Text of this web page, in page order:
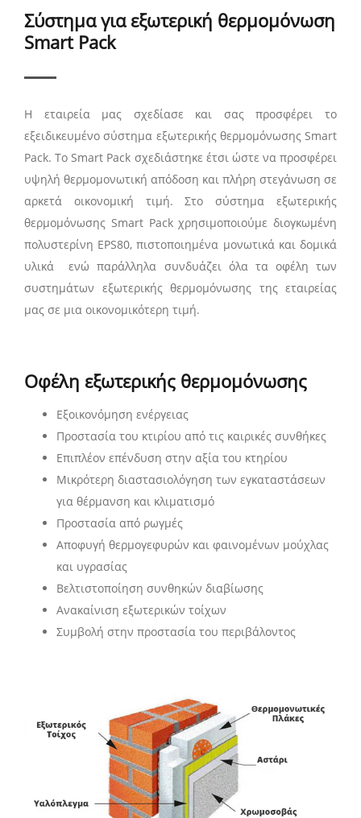
Σύστημα για εξωτερική θερμομόνωση
Smart Pack
Η εταιρεία μας σχεδίασε και σας προσφέρει το
εξειδικευμένο σύστημα εξωτερικής θερμομόνωσης Smart
Pack. Το Smart Pack σχεδιάστηκε έτσι ώστε να προσφέρει
υψηλή θερμομονωτική απόδοση και πλήρη στεγάνωση σε
αρκετά οικονομική τιμή. Στο σύστημα εξωτερικής
θερμομόνωσης Smart Pack χρησιμοποιούμε διογκωμένη
πολυστερίνη EPS80, πιστοποιημένα μονωτικά και δομικά
υλικά ενώ παράλληλα συνδυάζει όλα τα οφέλη των
συστημάτων εξωτερικής θερμομόνωσης της εταιρείας
μας σε μια οικονομικότερη τιμή.
Οφέλη εξωτερικής θερμομόνωσης
Εξοικονόμηση ενέργειας
Προστασία του κτιρίου από τις καιρικές συνθήκες
Επιπλέον επένδυση στην αξία του κτηρίου
Μικρότερη διαστασιολόγηση των εγκαταστάσεων
για θέρμανση και κλιματισμό
Προστασία από ρωγμές
Αποφυγή θερμογεφυρών και φαινομένων μούχλας
και υγρασίας
Βελτιστοποίηση συνθηκών διαβίωσης
Ανακαίνιση εξωτερικών τοίχων
Συμβολή στην προστασία του περιβάλοντος